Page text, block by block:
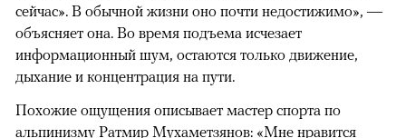
сейчас». В обычной жизни оно почти недостижимо», —
объясняет она. Во время подъема исчезает
информационный шум, остаются только движение,
дыхание и концентрация на пути.
Похожие ощущения описывает мастер спорта по
альпинизму Ратмир Мухаметзянов: «Мне нравится